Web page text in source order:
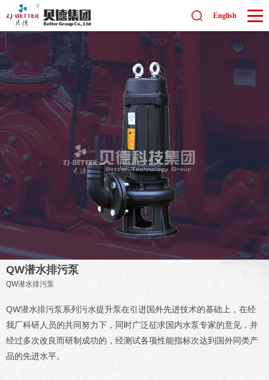
English
QW潜水排污泵
QW潜水排污泵
QW潜水排污泵系列污水提升泵在引进国外先进技术的基础上，在经
我厂科研人员的共同努力下，同时广泛征求国内水泵专家的意见，并
经过多次改良而研制成功的，经测试各项性能指标次达到国外同类产
品的先进水平。